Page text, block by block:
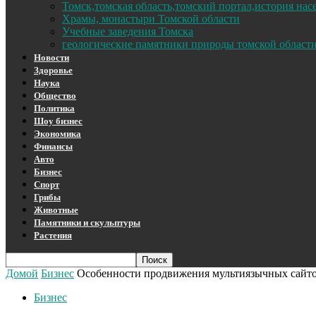
Томск,томская область,томский портал,история
Храмы, монастыри Томской области
Учебные заведения Томска
геологические памятники природы томской области
Новости
Здоровье
Наука
Общество
Политика
Шоу бизнес
Экономика
Финансы
Авто
Бизнес
Спорт
Грибы
Животные
Памятники и скульптуры
Растения
Домой Бизнес Особенности продвижения мультиязычных
Бизнес